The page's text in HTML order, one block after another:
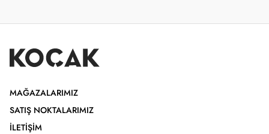
MAĞAZALARIMIZ
SATIŞ NOKTALARIMIZ
İLETIŞIM